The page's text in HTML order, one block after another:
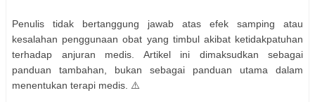
Penulis tidak bertanggung jawab atas efek samping atau
kesalahan penggunaan obat yang timbul akibat ketidakpatuhan
terhadap anjuran medis. Artikel ini dimaksudkan sebagai
panduan tambahan, bukan sebagai panduan utama dalam
menentukan terapi medis. ⚠️